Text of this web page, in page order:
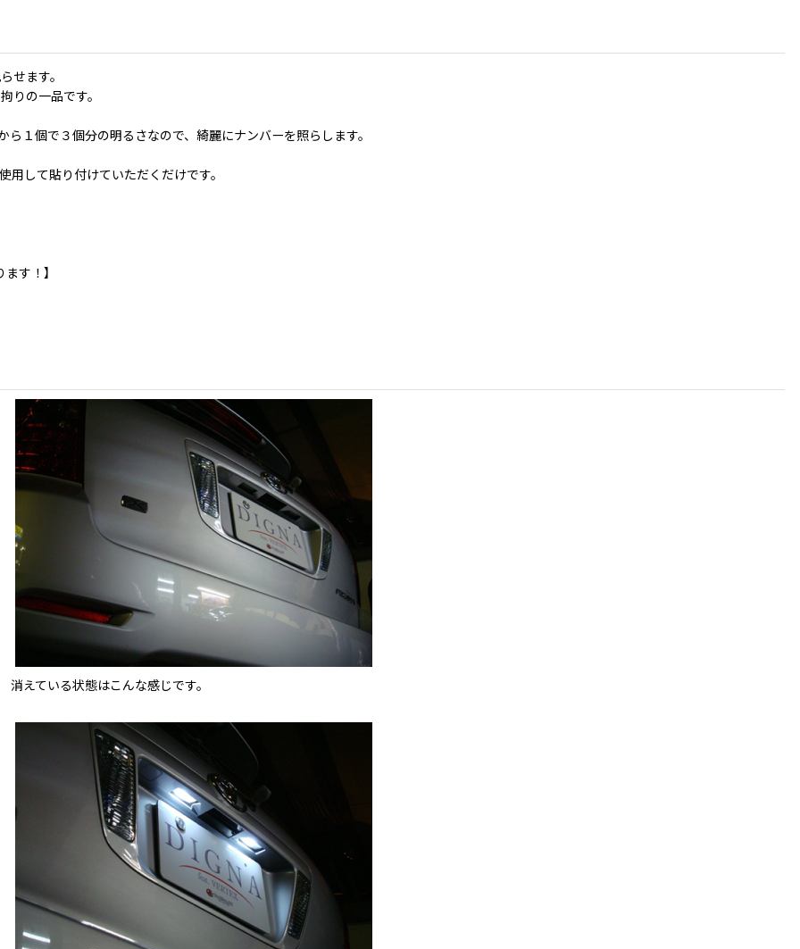
せます。
りの一品です。
１個で３個分の明るさなので、綺麗にナンバーを照らします。
して貼り付けていただくだけです。
す！】
消えている状態はこんな感じです。